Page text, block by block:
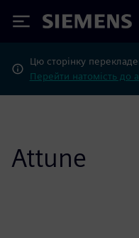
Siemens
Цю сторінку
Перейти натомість до
Attune